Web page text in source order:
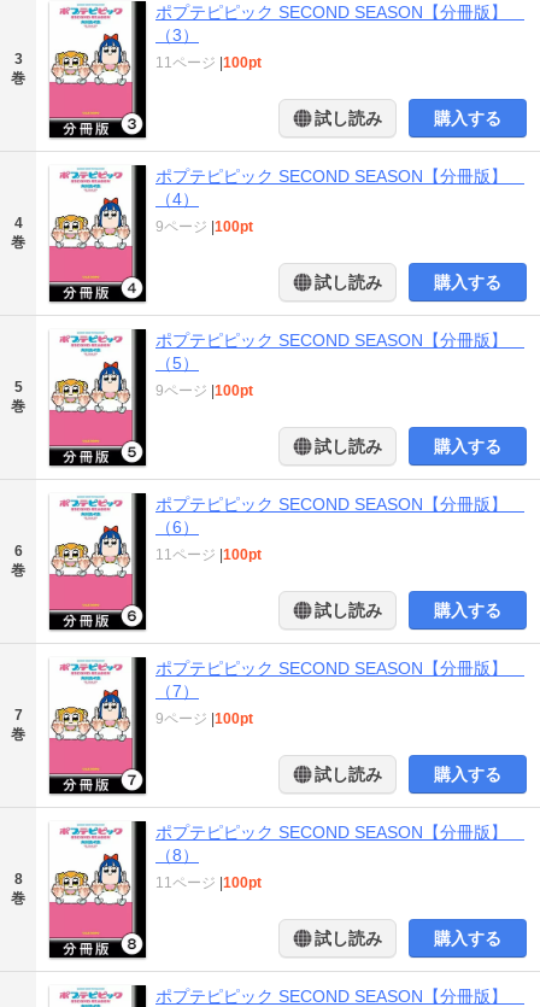
3
巻
ポプテピピック SECOND SEASON【分冊版】
（3）
11ページ 100pt
試し読み 購入する
4
巻
ポプテピピック SECOND SEASON【分冊版】
（4）
9ページ 100pt
試し読み 購入する
5
巻
ポプテピピック SECOND SEASON【分冊版】
（5）
9ページ 100pt
試し読み 購入する
6
巻
ポプテピピック SECOND SEASON【分冊版】
（6）
11ページ 100pt
試し読み 購入する
7
巻
ポプテピピック SECOND SEASON【分冊版】
（7）
9ページ 100pt
試し読み 購入する
8
巻
ポプテピピック SECOND SEASON【分冊版】
（8）
11ページ 100pt
試し読み 購入する
ポプテピピック SECOND SEASON【分冊版】